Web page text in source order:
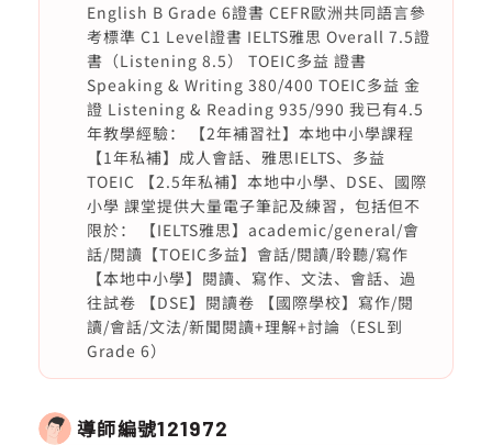
English B Grade 6證書 CEFR歐洲共同語言參
考標準 C1 Level證書 IELTS雅思 Overall 7.5證
書（Listening 8.5） TOEIC多益 證書
Speaking & Writing 380/400 TOEIC多益 金
證 Listening & Reading 935/990 我已有4.5
年教學經驗： 【2年補習社】本地中小學課程
【1年私補】成人會話、雅思IELTS、多益
TOEIC 【2.5年私補】本地中小學、DSE、國際
小學 課堂提供大量電子筆記及練習，包括但不
限於： 【IELTS雅思】academic/general/會
話/閱讀【TOEIC多益】會話/閱讀/聆聽/寫作
【本地中小學】閱讀、寫作、文法、會話、過
往試卷 【DSE】閱讀卷 【國際學校】寫作/閱
讀/會話/文法/新聞閱讀+理解+討論（ESL到
Grade 6）
導師編號121972